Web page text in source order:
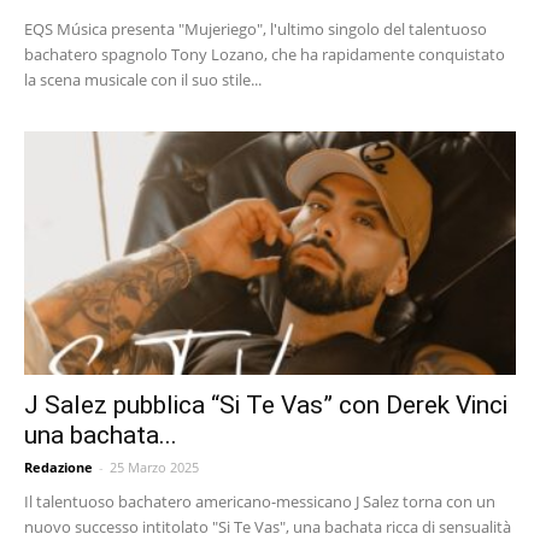
EQS Música presenta "Mujeriego", l'ultimo singolo del talentuoso
bachatero spagnolo Tony Lozano, che ha rapidamente conquistato
la scena musicale con il suo stile...
J Salez pubblica “Si Te Vas” con Derek Vinci
una bachata...
Redazione - 25 Marzo 2025
Il talentuoso bachatero americano-messicano J Salez torna con un
nuovo successo intitolato "Si Te Vas", una bachata ricca di sensualità